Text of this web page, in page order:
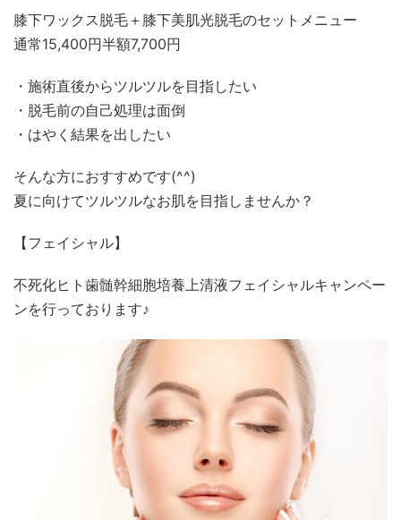
膝下ワックス脱毛＋膝下美肌光脱毛のセットメニュー
通常15,400円半額7,700円
・施術直後からツルツルを目指したい
・脱毛前の自己処理は面倒
・はやく結果を出したい
そんな方におすすめです(^^)
夏に向けてツルツルなお肌を目指しませんか？
【フェイシャル】
不死化ヒト歯髄幹細胞培養上清液フェイシャルキャンペー
ンを行っております♪